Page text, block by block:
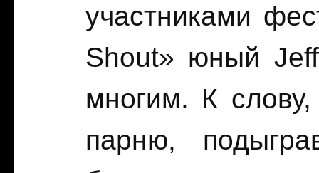
участниками
Shout» юный
многим. К
парню,